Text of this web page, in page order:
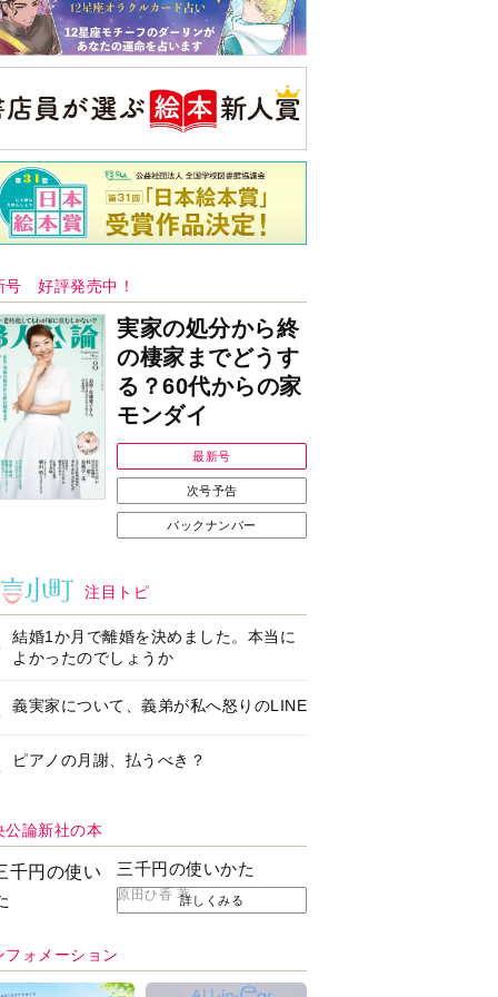
号 好評発売中！
実家の処分から終
の棲家までどうす
る？60代からの家
モンダイ
最新号
次号予告
バックナンバー
注目トピ
結婚1か月で離婚を決めました。本当に
よかったのでしょうか
義実家について、義弟が私へ怒りのLINE
ピアノの月謝、払うべき？
公論新社の本
三千円の使いかた
原田ひ香 著詳しくみる
フォメーション